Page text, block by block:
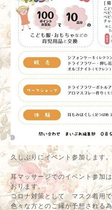
久しぶりにイベント参加します。
耳マッサージでのイベント参加
おります。
コロナ対策として マスク着用
色々な方とのご縁が予想される